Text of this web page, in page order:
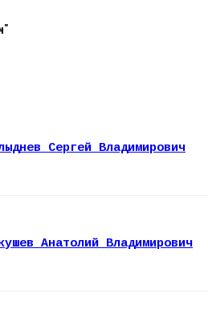
Сергей Владимирович
Анатолий Владимирович